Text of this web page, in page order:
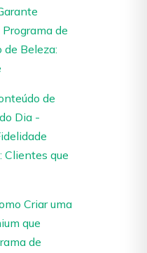
Programa de
de Beleza:
de
Dia -
Clientes que
Criar uma
que
de